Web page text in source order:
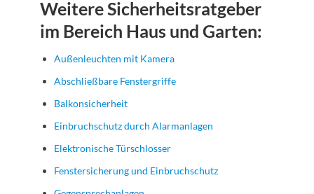
Weitere Sicherheitsratgeber
im Bereich Haus und Garten:
Außenleuchten mit Kamera
Abschließbare Fenstergriffe
Balkonsicherheit
Einbruchschutz durch Alarmanlagen
Elektronische Türschlosser
Fenstersicherung und Einbruchschutz